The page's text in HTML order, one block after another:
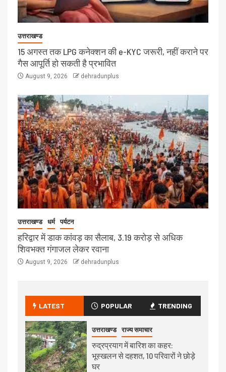
उत्तराखण्ड
15 अगस्त तक LPG कनेक्शन की e-KYC जरूरी, नहीं कराने पर
गैस आपूर्ति हो सकती है प्रभावित
August 9, 2026 dehradunplus
उत्तराखण्ड धर्म पर्यटन
हरिद्वार में डाक कांवड़ का सैलाब, 3.19 करोड़ से अधिक
शिवभक्त गंगाजल लेकर रवाना
August 9, 2026 dehradunplus
LATEST POPULAR TRENDING
उत्तराखण्ड राज्य समाचार
रुद्रप्रयाग में बारिश का कहर:
भूस्खलन से दहशत, 10 परिवारों ने छोड़े
घर